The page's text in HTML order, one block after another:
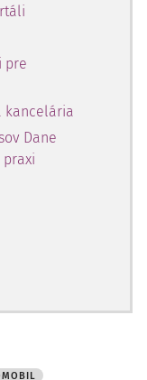
pre
kancelária
Dane
praxi